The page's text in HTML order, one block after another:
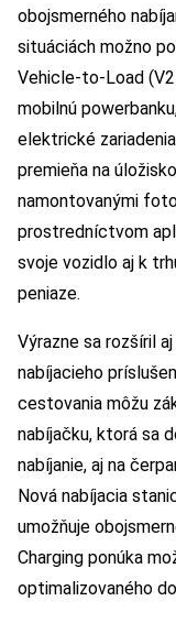
obojsmerného
situáciách možno
Vehicle-to-Load
mobilnú
elektrické
premieňa na
namontovanými
prostredníctvom
svoje vozidlo aj k
peniaze.
Výrazne sa rozšíril
nabíjacieho
cestovania môžu
nabíjačku, ktorá sa
nabíjanie, aj na
Nová nabíjacia
umožňuje
Charging ponúka
optimalizovaného